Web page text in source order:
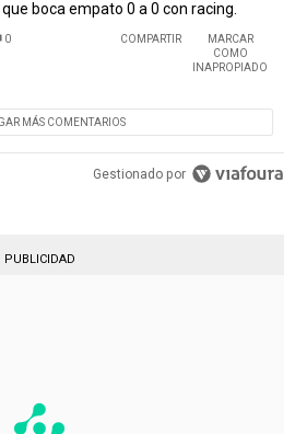
boca empato 0 a 0 con racing.
0 COMPARTIR
MARCAR
COMO
INAPROPIADO
MÁS COMENTARIOS
Gestionado por
PUBLICIDAD